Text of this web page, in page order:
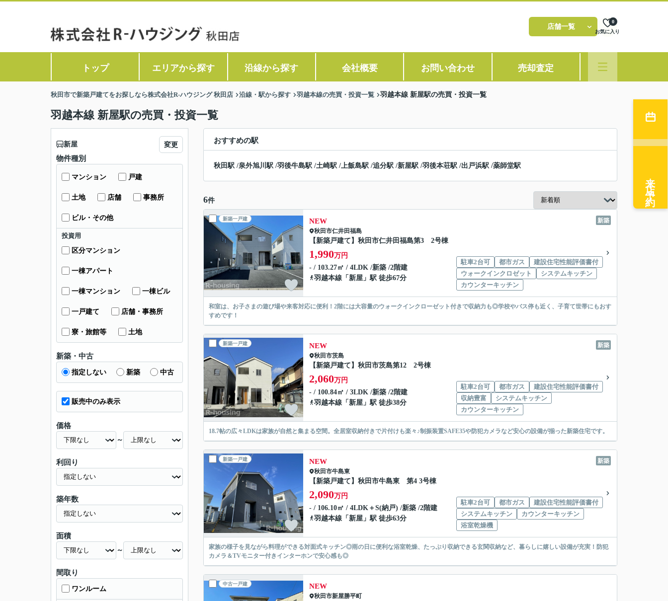
店舗一覧
お気に入り
0
トップ エリアから探す 沿線から探す 会社概要 お問い合わせ 売却査定
秋田市で新築戸建てをお探しなら株式会社R-ハウジング 秋田店 沿線・駅から探す 羽越本線の売買・投資一覧 羽越本線 新屋駅の売買・投資一覧
羽越本線 新屋駅の売買・投資一覧
おすすめの駅
秋田駅 /泉外旭川駅 /羽後牛島駅 /土崎駅 / 上飯島駅 /追分駅 /新屋駅 /羽後本荘駅 /出戸浜駅 /薬師堂駅
6件
新築一戸建 新築
NEW
秋田市仁井田福島
【新築戸建て】秋田市仁井田福島第3 2号棟
1,990万円
- / 103.27㎡ / 4LDK /新築 /2階建
羽越本線 「新屋 」駅 徒歩67分
駐車2台可 都市ガス
建設住宅性能評価書付
ウォークインクロゼット
システムキッチン
カウンターキッチン
和室は、お子さまの遊び場や来客対応に便利！2階には大容量のウォークインクローゼット付きで収納力も◎学校やバス停も近く、子育て世帯にもおす
すめです！
新築一戸建 新築
NEW
秋田市茨島
【新築戸建て】秋田市茨島第12 2号棟
2,060万円
- / 100.84㎡ / 3LDK /新築 /2階建
羽越本線 「新屋 」駅 徒歩38分
駐車2台可 都市ガス
建設住宅性能評価書付
収納豊富
システムキッチン
カウンターキッチン
18.7帖の広々LDKは家族が自然と集まる空間。全居室収納付きで片付けも楽々♪制振装置SAFE35や防犯カメラなど安心の設備が揃った新築住宅です。
新築一戸建 新築
NEW
秋田市牛島東
【新築戸建て】秋田市牛島東 第4 3号棟
2,090万円
- / 106.10㎡ / 4LDK＋S(納戸) /新築 /2階建
羽越本線 「新屋 」駅 徒歩63分
駐車2台可 都市ガス
建設住宅性能評価書付
システムキッチン
カウンターキッチン
浴室乾燥機
家族の様子を見ながら料理ができる対面式キッチン◎雨の日に便利な浴室乾燥、たっぷり収納できる玄関収納など、暮らしに嬉しい設備が充実！防犯
カメラ＆TVモニター付きインターホンで安心感も◎
中古一戸建 NEW
秋田市新屋勝平町
新屋 変更
物件種別
マンション 戸建
土地 店舗 事務所
ビル・その他
投資用
区分マンション
一棟アパート
一棟マンション 一棟ビル
一戸建て 店舗・事務所
寮・旅館等 土地
新築・中古
指定しない 新築 中古
販売中のみ表示
価格
～
利回り
築年数
面積
～
間取り
ワンルーム
来店予約